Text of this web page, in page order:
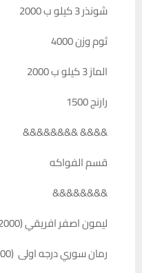
شونذر 3 كيلو ب 2000
ثوم وزن 4000
الماز 3 كيلو ب 2000
رارنج 1500
&&&& &&&&&&&&
قسم الفواكه
&&&&&&&&
ليمون اصفر افريقي (2000)
رمان سوري درجه اولى (2,000)